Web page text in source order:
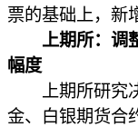
票的基础上，新
上期所：调整
幅度
上期所研究决
金、白银期货合